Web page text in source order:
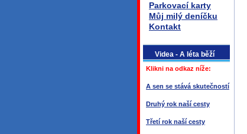
Parkovací karty
Můj milý deníčku
Kontakt
Videa - A léta běží
Klikni na odkaz níže:
A sen se stává skutečností
Druhý rok naší cesty
Třetí rok naší cesty